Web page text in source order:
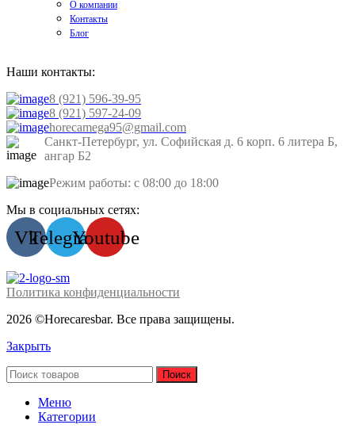
О компании
Контакты
Блог
Наши контакты:
8 (921) 596-39-95
8 (921) 597-24-09
horecamega95@gmail.com
Санкт-Петербург, ул. Софийская д. 6 корп. 6 литера Б,
ангар Б2
Режим работы: с 08:00 до 18:00
Мы в социальных сетях:
VkTelegramYoutube
2026 ©Horecaresbar. Все права защищены.
Политика конфиденциальности
Закрыть
Поиск
Меню
Категории